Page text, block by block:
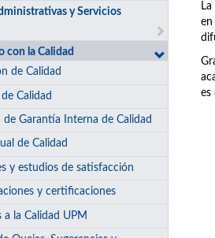
y Servicios
con la Calidad
de Calidad
Calidad
de Garantía Interna de Calidad
de Calidad
y estudios de satisfacción
y certificaciones
a la Calidad UPM
en
es